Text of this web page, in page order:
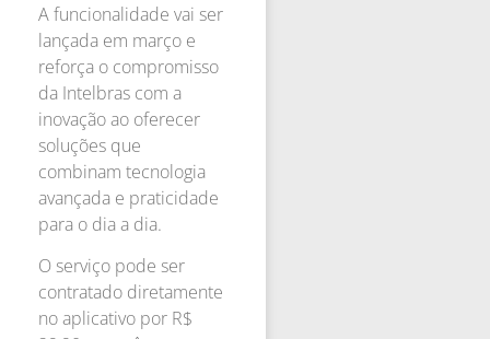
A funcionalidade vai ser
lançada em março e
reforça o compromisso
da Intelbras com a
inovação ao oferecer
soluções que
combinam tecnologia
avançada e praticidade
para o dia a dia.
O serviço pode ser
contratado diretamente
no aplicativo por R$